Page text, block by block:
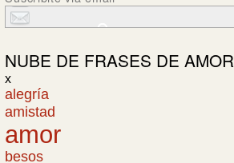
NUBE DE FRASES DE AMOR
x
alegría
amistad
amor
besos